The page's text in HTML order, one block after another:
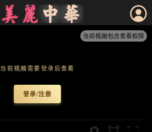
当前视频包含查看权限
当前视频需要登录后查看
登录/注册